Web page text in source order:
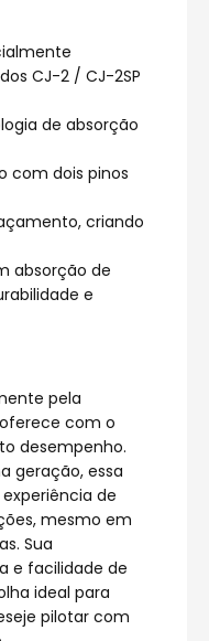
CJ-2 / CJ-2SP
de absorção
com dois pinos
criando
absorção de
e
pela
com o
desempenho.
geração, essa
de
mesmo em
Sua
e facilidade de
ideal para
pilotar com